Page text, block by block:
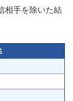
相手を除いた結